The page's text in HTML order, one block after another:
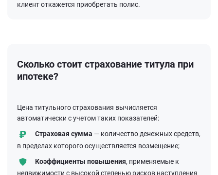
клиент откажется приобретать полис.
Сколько стоит страхование титула при
ипотеке?
Цена титульного страхования вычисляется
автоматически с учетом таких показателей:
Cтраховая сумма — количество денежных средств,
в пределах которого осуществляется возмещение;
Коэффициенты повышения, применяемые к
недвижимости с высокой степенью рисков наступления